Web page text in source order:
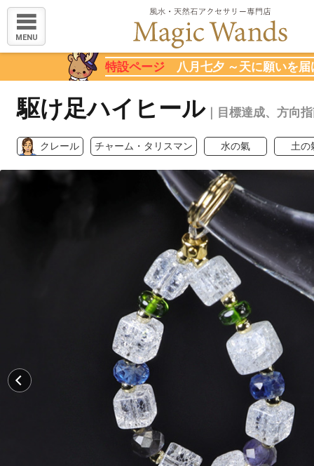
MENU
特設ページ 八月七夕 ～天に願いを届
駆け足ハイヒール｜目標達成、方向
クレール チャーム・タリスマン 水の氣 土の